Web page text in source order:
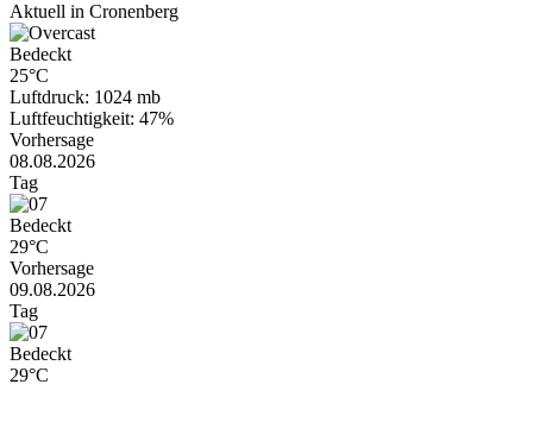
Aktuell in Cronenberg
Bedeckt
25°C
Luftdruck: 1024 mb
Luftfeuchtigkeit: 47%
Vorhersage
08.08.2026
Tag
Bedeckt
29°C
Vorhersage
09.08.2026
Tag
Bedeckt
29°C